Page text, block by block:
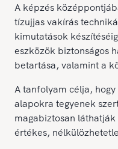
A képzés
tízujjas vakírás
kimutatások
eszközök biztonságos
betartása, valamint a
A tanfolyam célja,
alapokra tegyenek
magabiztosan
értékes,